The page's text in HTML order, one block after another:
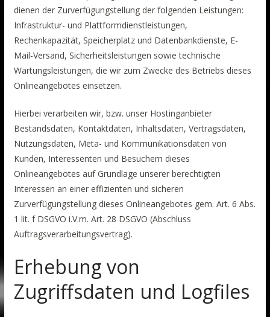
dienen der Zurverfügungstellung der folgenden Leistungen:
Infrastruktur- und Plattformdienstleistungen,
Rechenkapazität, Speicherplatz und Datenbankdienste, E-
Mail-Versand, Sicherheitsleistungen sowie technische
Wartungsleistungen, die wir zum Zwecke des Betriebs dieses
Onlineangebotes einsetzen.
Hierbei verarbeiten wir, bzw. unser Hostinganbieter
Bestandsdaten, Kontaktdaten, Inhaltsdaten, Vertragsdaten,
Nutzungsdaten, Meta- und Kommunikationsdaten von
Kunden, Interessenten und Besuchern dieses
Onlineangebotes auf Grundlage unserer berechtigten
Interessen an einer effizienten und sicheren
Zurverfügungstellung dieses Onlineangebotes gem. Art. 6 Abs.
1 lit. f DSGVO i.V.m. Art. 28 DSGVO (Abschluss
Auftragsverarbeitungsvertrag).
Erhebung von
Zugriffsdaten und Logfiles